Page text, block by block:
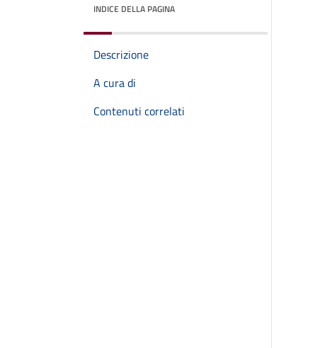
INDICE DELLA PAGINA
Descrizione
A cura di
Contenuti correlati